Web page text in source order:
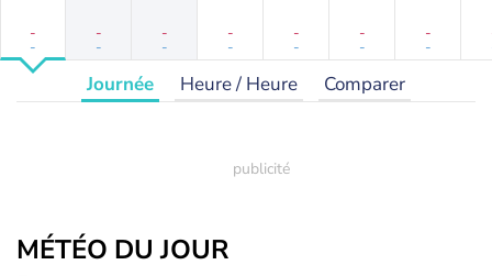
-
-
-
-
-
-
-
-
-
-
-
-
-
-
Journée Heure / Heure Comparer
MÉTÉO DU JOUR